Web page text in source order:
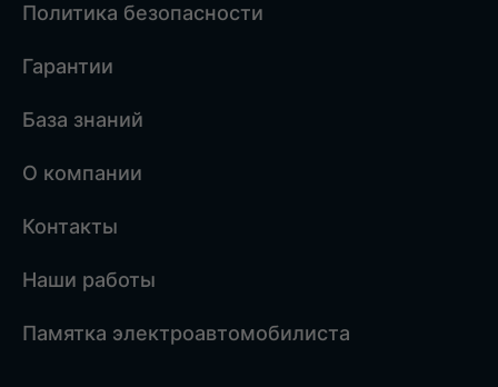
Политика безопасности
Гарантии
База знаний
О компании
Контакты
Наши работы
Памятка электроавтомобилиста